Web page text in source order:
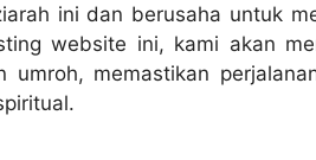
ini dan berusaha untuk
website ini, kami akan
umroh, memastikan